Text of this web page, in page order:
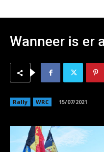
Wanneer is er
Rally WRC 15/07/2021